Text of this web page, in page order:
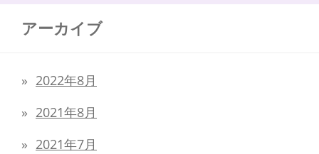
アーカイブ
2022年8月
2021年8月
2021年7月